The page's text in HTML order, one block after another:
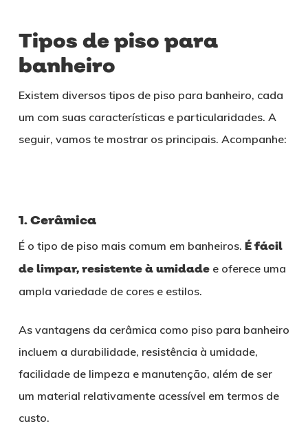
Tipos de piso para
banheiro
Existem diversos tipos de piso para banheiro, cada
um com suas características e particularidades. A
seguir, vamos te mostrar os principais. Acompanhe:
1. Cerâmica
É o tipo de piso mais comum em banheiros. É fácil
de limpar, resistente à umidadee oferece uma
ampla variedade de cores e estilos.
As vantagens da cerâmica como piso para banheiro
incluem a durabilidade, resistência à umidade,
facilidade de limpeza e manutenção, além de ser
um material relativamente acessível em termos de
custo.